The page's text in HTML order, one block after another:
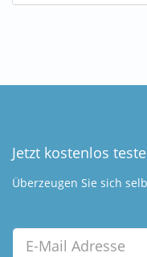
Jetzt kostenlos
Überzeugen Sie sich
Email